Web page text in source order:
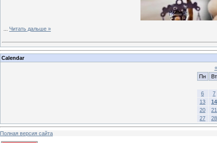
Читать дальше »
Calendar
«
Пн
Вт
6
7
13
14
20
21
27
28
Полная версия сайта